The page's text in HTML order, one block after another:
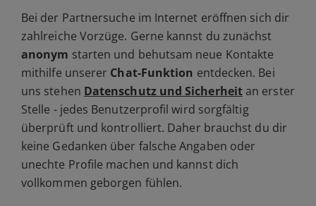
Bei der Partnersuche im Internet eröffnen sich dir
zahlreiche Vorzüge. Gerne kannst du zunächst
anonym starten und behutsam neue Kontakte
mithilfe unserer Chat-Funktion entdecken. Bei
uns stehen Datenschutz und Sicherheitan erster
Stelle - jedes Benutzerprofil wird sorgfältig
überprüft und kontrolliert. Daher brauchst du dir
keine Gedanken über falsche Angaben oder
unechte Profile machen und kannst dich
vollkommen geborgen fühlen.